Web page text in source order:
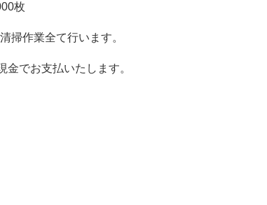
枚
作業全て行います。
でお支払いたします。